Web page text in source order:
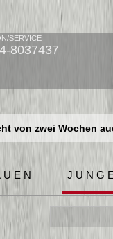
SERVICE
8037437
von zwei Wochen